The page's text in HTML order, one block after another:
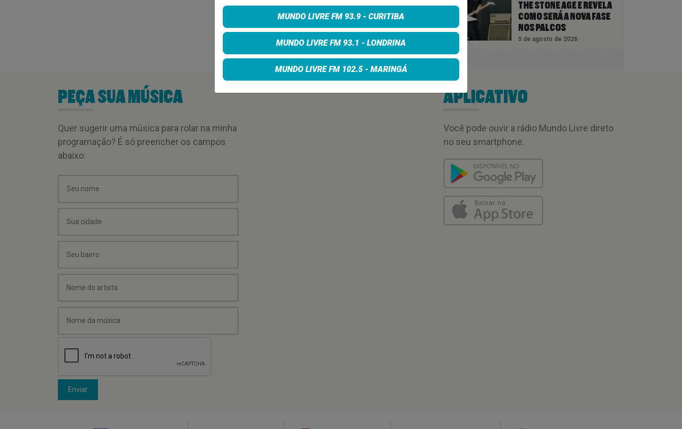
THE STONE AGE E REVELA
COMO SERÁ A NOVA FASE
NOS PALCOS
5 de agosto de 2026
PEÇA SUA MÚSICA
Quer sugerir uma música para rolar na minha
programação? É só preencher os campos
abaixo:
Enviar
APLICATIVO
Você pode ouvir a rádio Mundo Livre direto
no seu smartphone.
MUNDO LIVRE FM 93.9 - CURITIBA
MUNDO LIVRE FM 93.1 - LONDRINA
MUNDO LIVRE FM 102.5 - MARINGÁ